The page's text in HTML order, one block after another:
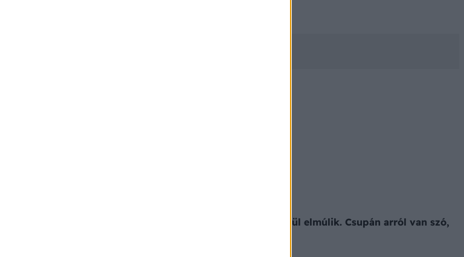
a bénulás csak rövid ideig tart és legfeljebb 1 napon belül elmúlik. Csupán arról van szó,
találkoztunk.